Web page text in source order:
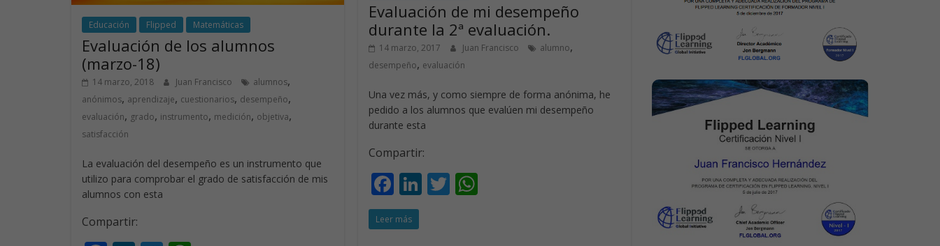
Educación Flipped Matemáticas
Evaluación de los alumnos
(marzo-18)
14 marzo, 2018 Juan Francisco alumnos,
anónimos, aprendizaje, cuestionarios, desempeño,
evaluación, grado, instrumento, medición, objetiva,
satisfacción
La evaluación del desempeño es un instrumento que
utilizo para comprobar el grado de satisfacción de mis
alumnos con esta
Compartir:
Evaluación de mi desempeño
durante la 2ª evaluación.
14 marzo, 2017 Juan Francisco alumno,
desempeño, evaluación
Una vez más, y como siempre de forma anónima, he
pedido a los alumnos que evalúen mi desempeño
durante esta
Compartir:
F
ac
e
Li T
Leer más